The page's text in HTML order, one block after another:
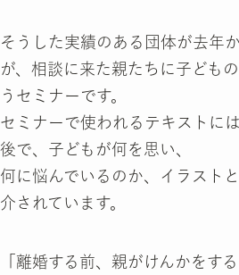
そうした実績のある団体が去年
が、相談に来た親たちに子ども
うセミナーです。
セミナーで使われるテキストに
後で、子どもが何を思い、
何に悩んでいるのか、イラスト
介されています。
「離婚する前、親がけんかをす